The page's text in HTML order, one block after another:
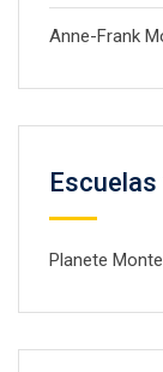
Anne-Frank
Planete